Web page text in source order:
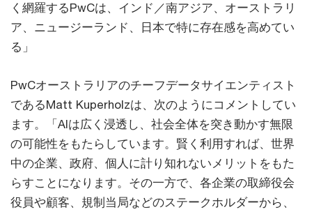
く網羅するPwCは、インド／南アジア、オーストラリ
ア、ニュージーランド、日本で特に存在感を高めてい
る」
PwCオーストラリアのチーフデータサイエンティスト
であるMatt Kuperholzは、次のようにコメントしてい
ます。「AIは広く浸透し、社会全体を突き動かす無限
の可能性をもたらしています。賢く利用すれば、世界
中の企業、政府、個人に計り知れないメリットをもた
らすことになります。その一方で、各企業の取締役会
役員や顧客、規制当局などのステークホルダーから、